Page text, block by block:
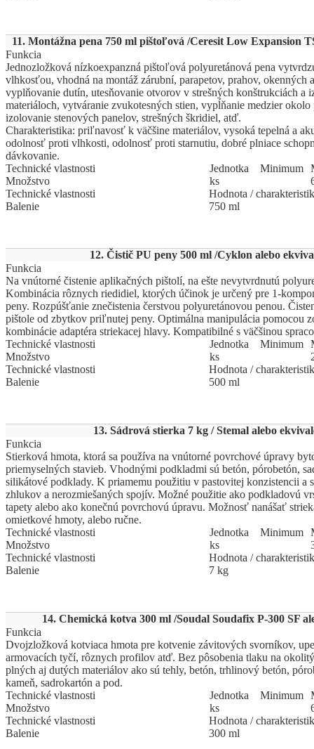
11. Montážna pena 750 ml pištoľová /Ceresit Low Expansion
Funkcia
Jednozložková nízkoexpanzná pištoľová polyuretánová pena
vlhkosťou, vhodná na montáž zárubní, parapetov, prahov, okenných
vyplňovanie dutín, utesňovanie otvorov v strešných konštrukciách a
materiáloch, vytváranie zvukotesných stien, vypĺňanie medzier
izolovanie stenových panelov, strešných škridiel, atď.
Charakteristika: priľnavosť k väčšine materiálov, vysoká tepelná a
odolnosť proti vlhkosti, odolnosť proti starnutiu, dobré plniace
dávkovanie.
Technické vlastnosti
Jed­not­ka Mi­ni­mum
Množstvo
ks
Technické vlastnosti
Hodnota /
Balenie
750 ml
12. Čistič PU peny 500 ml /Cyklon alebo
Funkcia
Na vnútorné čistenie aplikačných pištolí, na ešte nevytvrdnutú
Kombinácia rôznych riedidiel, ktorých účinok je určený pre 1-
peny. Rozpúšťanie znečistenia čerstvou polyuretánovou penou.
pištole od zbytkov priľnutej peny. Optimálna manipulácia pomocou
kombinácie adaptéra striekacej hlavy. Kompatibilné s väčšinou
Technické vlastnosti
Jed­not­ka Mi­ni­mum
Množstvo
ks
Technické vlastnosti
Hodnota /
Balenie
500 ml
13. Sádrová stierka 7 kg / Stemal alebo
Funkcia
Stierková hmota, ktorá sa používa na vnútorné povrchové úpravy
priemyselných stavieb. Vhodnými podkladmi sú betón, pórobetón,
silikátové podklady. K priamemu použitiu v pastovitej konzistencii a
zhlukov a nerozmiešaných spojív. Možné použitie ako podkladovú
tapety alebo ako konečnú povrchovú úpravu. Možnosť nanášať
omietkové hmoty, alebo ručne.
Technické vlastnosti
Jed­not­ka Mi­ni­mum
Množstvo
ks
Technické vlastnosti
Hodnota /
Balenie
7 kg
14. Chemická kotva 300 ml /Soudal Soudafix P-300 SF
Funkcia
Dvojzložková kotviaca hmota pre kotvenie závitových svorníkov,
armovacích tyčí, rôznych profilov atď. Bez pôsobenia tlaku na
plných aj dutých materiálov ako sú tehly, betón, trhlinový betón,
kameň, sadrokartón a pod.
Technické vlastnosti
Jed­not­ka Mi­ni­mum
Množstvo
ks
Technické vlastnosti
Hodnota /
Balenie
300 ml